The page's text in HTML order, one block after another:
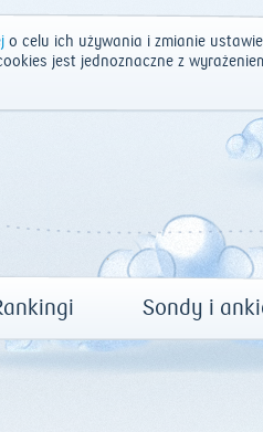
o celu ich używania i zmianie
jest jednoznaczne z
Sondy i